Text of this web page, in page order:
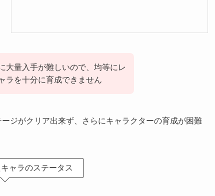
大量入手が難しいので、均等にレ
ラを十分に育成できません
ジがクリア出来ず、さらにキャラクターの育成が困難
ャラのステータス